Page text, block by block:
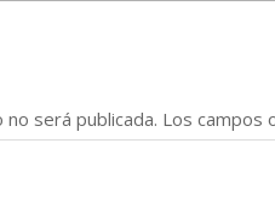
será publicada. Los campos